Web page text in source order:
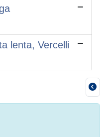
lenta, Vercelli